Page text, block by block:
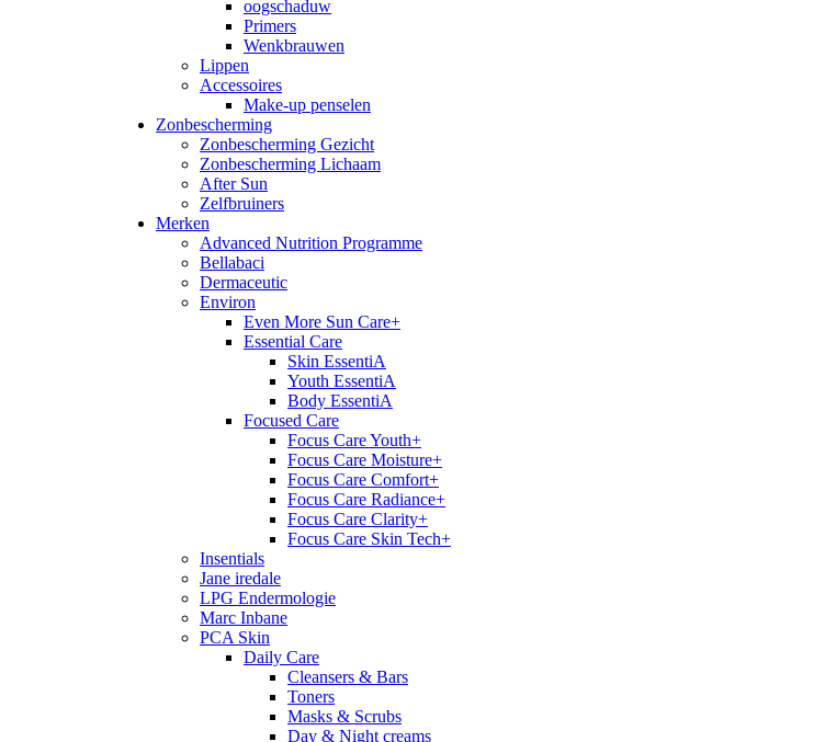
oogschaduw
Primers
Wenkbrauwen
Lippen
Accessoires
Make-up penselen
Zonbescherming
Zonbescherming Gezicht
Zonbescherming Lichaam
After Sun
Zelfbruiners
Merken
Advanced Nutrition Programme
Bellabaci
Dermaceutic
Environ
Even More Sun Care+
Essential Care
Skin EssentiA
Youth EssentiA
Body EssentiA
Focused Care
Focus Care Youth+
Focus Care Moisture+
Focus Care Comfort+
Focus Care Radiance+
Focus Care Clarity+
Focus Care Skin Tech+
Insentials
Jane iredale
LPG Endermologie
Marc Inbane
PCA Skin
Daily Care
Cleansers & Bars
Toners
Masks & Scrubs
Day & Night creams